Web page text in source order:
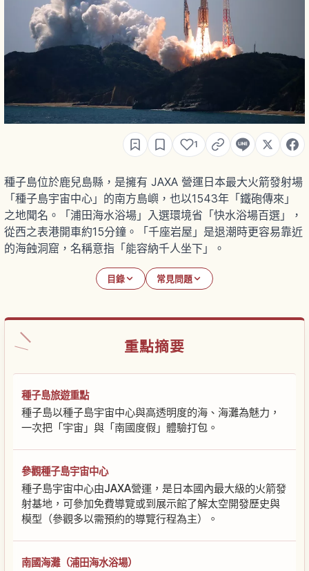
1
種子島位於鹿兒島縣，是擁有 JAXA 營運日本最大火箭發射場
「種子島宇宙中心」的南方島嶼，也以1543年「鐵砲傳來」
之地聞名。「浦田海水浴場」入選環境省「快水浴場百選」，
從西之表港開車約15分鐘。「千座岩屋」是退潮時更容易靠近
的海蝕洞窟，名稱意指「能容納千人坐下」。
目錄 常見問題
重點摘要
種子島旅遊重點
種子島以種子島宇宙中心與高透明度的海、海灘為魅力，
一次把「宇宙」與「南國度假」體驗打包。
參觀種子島宇宙中心
種子島宇宙中心由JAXA營運，是日本國內最大級的火箭發
射基地，可參加免費導覽或到展示館了解太空開發歷史與
模型（參觀多以需預約的導覽行程為主）。
南國海灘（浦田海水浴場）